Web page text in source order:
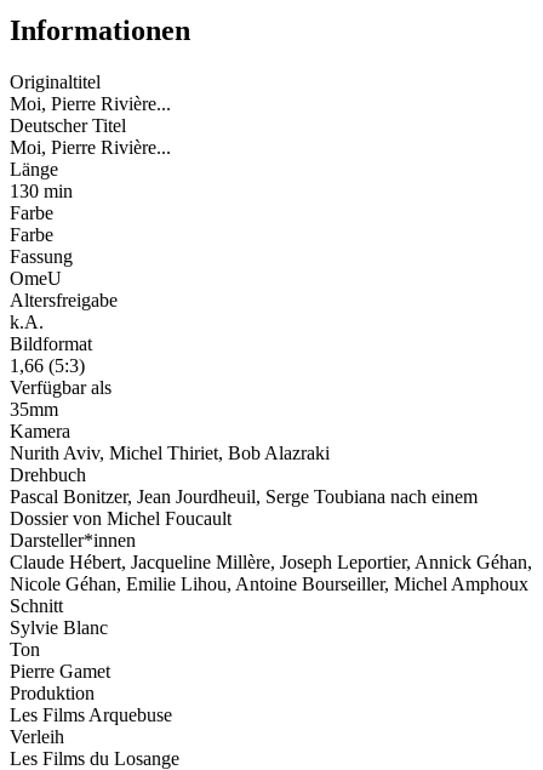
Informationen
Originaltitel
Moi, Pierre Rivière...
Deutscher Titel
Moi, Pierre Rivière...
Länge
130 min
Farbe
Farbe
Fassung
OmeU
Altersfreigabe
k.A.
Bildformat
1,66 (5:3)
Verfügbar als
35mm
Kamera
Nurith Aviv, Michel Thiriet, Bob Alazraki
Drehbuch
Pascal Bonitzer, Jean Jourdheuil, Serge Toubiana nach einem
Dossier von Michel Foucault
Darsteller*innen
Claude Hébert, Jacqueline Millère, Joseph Leportier, Annick Géhan,
Nicole Géhan, Emilie Lihou, Antoine Bourseiller, Michel Amphoux
Schnitt
Sylvie Blanc
Ton
Pierre Gamet
Produktion
Les Films Arquebuse
Verleih
Les Films du Losange